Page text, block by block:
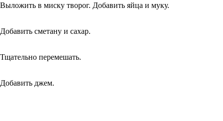
Выложить в миску творог. Добавить яйца и муку.
Добавить сметану и сахар.
Тщательно перемешать.
Добавить джем.